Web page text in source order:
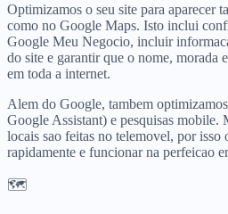
Optimizamos o seu site para aparecer
como no Google Maps. Isto inclui
Google Meu Negocio, incluir
do site e garantir que o nome, morada
em toda a internet.
Alem do Google, tambem
Google Assistant) e pesquisas mobile.
locais sao feitas no telemovel, por isso
rapidamente e funcionar na perfeicao
🗺️